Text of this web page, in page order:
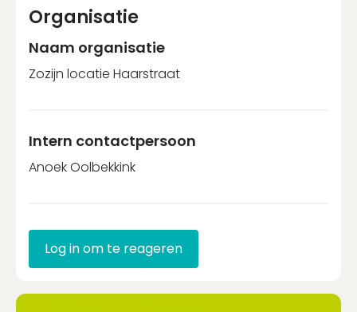
Organisatie
Naam organisatie
Zozijn locatie Haarstraat
Intern contactpersoon
Anoek Oolbekkink
Log in om te reageren